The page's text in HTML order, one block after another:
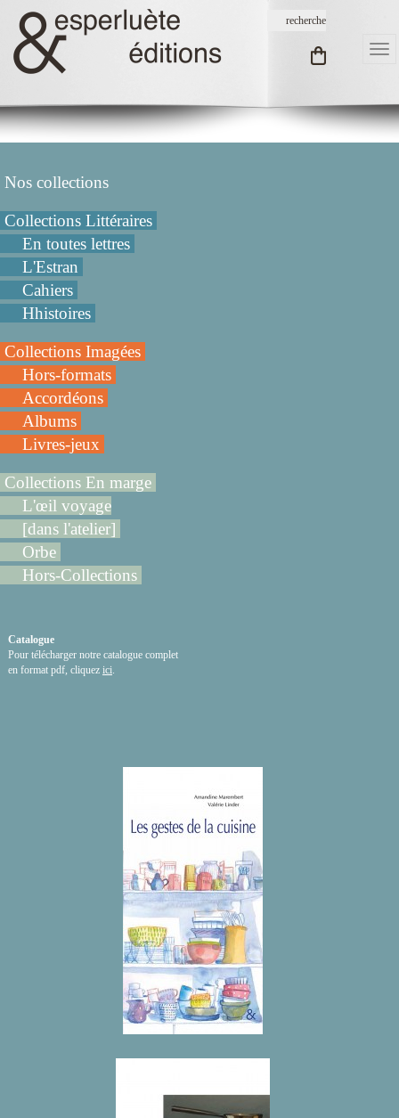
Nos collections
Collections Littéraires
En toutes lettres
L'Estran
Cahiers
Hhistoires
Collections Imagées
Hors-formats
Accordéons
Albums
Livres-jeux
Collections En marge
L'œil voyage
[dans l'atelier]
Orbe
Hors-Collections
Catalogue
Pour télécharger notre catalogue complet
en format pdf, cliquez ici.